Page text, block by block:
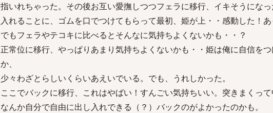
指いれちゃった。その後お互い愛撫しつつフェラに移行、イキそうにな
入れることに、ゴムを口でつけてもらって最初、姫が上・・感動した！あ
でもフェラやテコキに比べるとそんなに気持ちよくないかも・・？
正常位に移行、やっぱりあまり気持ちよくないかも・・姫は俺に自信を
か、
少々わざとらしいくらいあえいでいる。でも、うれしかった。
ここでバックに移行、これはやばい！すんごい気持ちいい。突きまくって
なんか自分で自由に出し入れできる（？）バックのがよかったのかも。